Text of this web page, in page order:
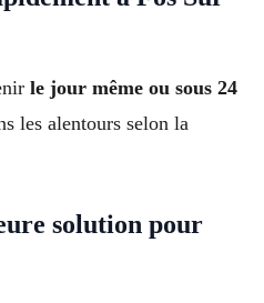
le jour même ou sous 24
les alentours selon la
solution pour